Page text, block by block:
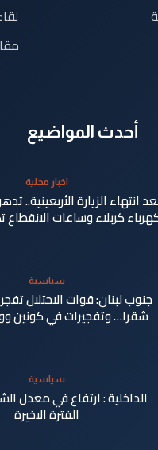
أحدث المواضيع
اخبار محلية
انتهاء الزيارة الأربعينية..
كربلاء وساعات
سياسية
جنوب لبنان: قوات الاحتلال
شقرا… وتفجيرات في كونين
سياسية
الداخلية : ارتفاع في معدل
الفترة الاخيرة